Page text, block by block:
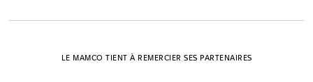
LE MAMCO TIENT À REMERCIER SES PARTENAIRES